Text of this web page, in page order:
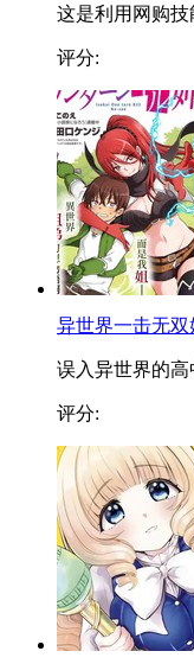
这是利用网购
评分:
异世界一击无
误入异世界的高
评分: